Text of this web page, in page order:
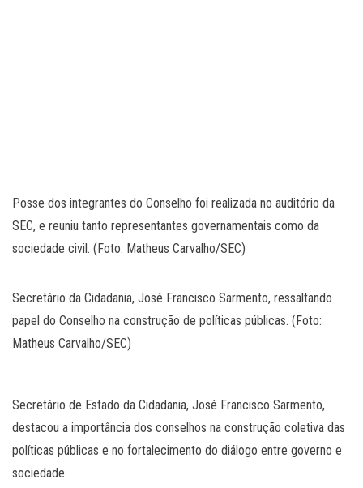
Posse dos integrantes do Conselho foi realizada no auditório da
SEC, e reuniu tanto representantes governamentais como da
sociedade civil. (Foto: Matheus Carvalho/SEC)
Secretário da Cidadania, José Francisco Sarmento, ressaltando
papel do Conselho na construção de políticas públicas. (Foto:
Matheus Carvalho/SEC)
Secretário de Estado da Cidadania, José Francisco Sarmento,
destacou a importância dos conselhos na construção coletiva das
políticas públicas e no fortalecimento do diálogo entre governo e
sociedade.